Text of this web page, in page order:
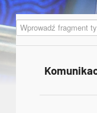
Wprowadź fragment